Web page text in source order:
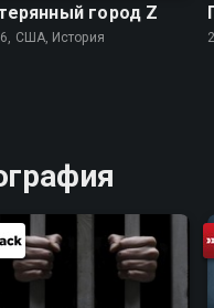
город Z
США, История